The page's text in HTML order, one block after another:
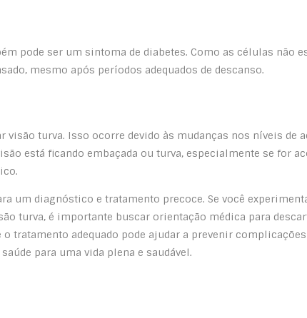
pode ser um sintoma de diabetes. Como as células não
mesmo após períodos adequados de descanso.
visão turva. Isso ocorre devido às mudanças nos níveis
está ficando embaçada ou turva, especialmente se for
um diagnóstico e tratamento precoce. Se você
turva, é importante buscar orientação médica para
tratamento adequado pode ajudar a prevenir
para uma vida plena e saudável.